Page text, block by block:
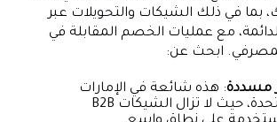
بما في ذلك الشيكات والتحويلات عبر
الدائمة، مع عمليات الخصم المقابلة في
ابحث عن:
مسددة: هذه شائعة في الإمارات
العربية المتحدة، حيث لا تزال الشيكات B2B